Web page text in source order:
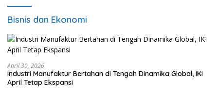
Bisnis dan Ekonomi
April 30, 2026
Industri Manufaktur Bertahan di Tengah Dinamika Global, IKI
April Tetap Ekspansi